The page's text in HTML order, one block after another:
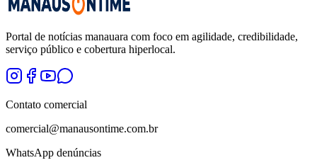
Portal de notícias manauara com foco em agilidade, credibilidade,
serviço público e cobertura hiperlocal.
Contato comercial
comercial@manausontime.com.br
WhatsApp denúncias